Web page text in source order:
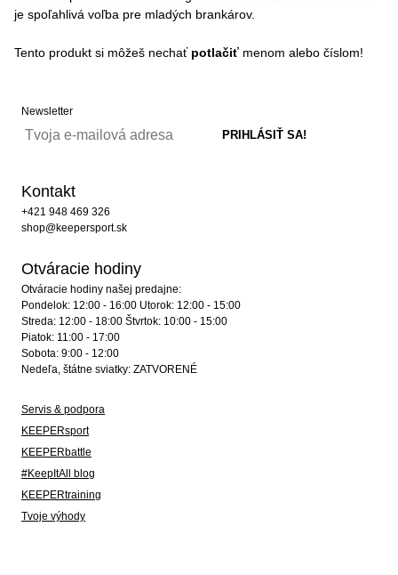
je spoľahlivá voľba pre mladých brankárov.
Tento produkt si môžeš nechať potlačiť menom alebo číslom!
Newsletter
Kontakt
+421 948 469 326
shop@keepersport.sk
Otváracie hodiny
Otváracie hodiny našej predajne:
Pondelok: 12:00 - 16:00 Utorok: 12:00 - 15:00
Streda: 12:00 - 18:00 Štvrtok: 10:00 - 15:00
Piatok: 11:00 - 17:00
Sobota: 9:00 - 12:00
Nedeľa, štátne sviatky: ZATVORENÉ
Servis & podpora
KEEPERsport
KEEPERbattle
#KeepItAll blog
KEEPERtraining
Tvoje výhody